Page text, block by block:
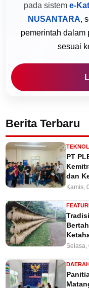
pada sistem e-
NUSANTARA,
pemerintah dalam
sesuai
Berita Terbaru
PT
dan
Kamis,
Selasa,
DAERAH